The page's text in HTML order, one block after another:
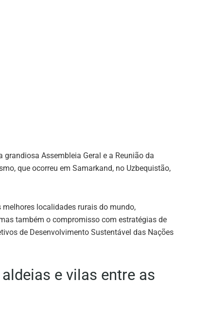
Assembleia Geral e a Reunião da
que ocorreu em Samarkand, no Uzbequistão,
melhores localidades rurais do mundo,
também o compromisso com estratégias de
de Desenvolvimento Sustentável das Nações
e vilas entre as